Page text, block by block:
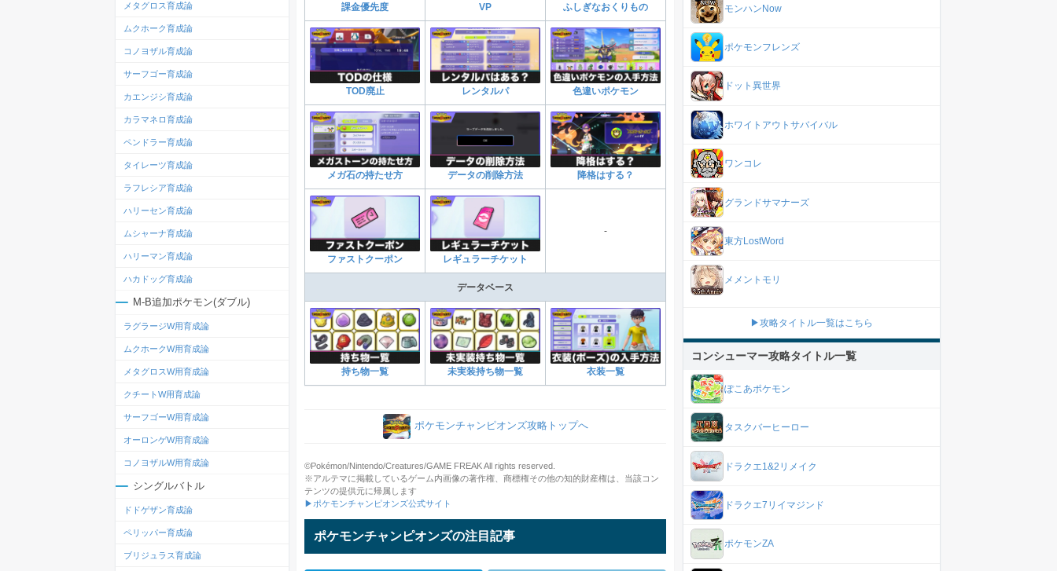
課金優先度 VP ふしぎなおくりもの
TOD廃止 レンタルパ 色違いポケモン
メガ石の持たせ方 データの削除方法 降格はする？
ファストクーポン レギュラーチケット
-
データベース
持ち物一覧 未実装持ち物一覧 衣装一覧
ポケモンチャンピオンズ攻略トップへ
©Pokémon/Nintendo/Creatures/GAME FREAK All rights reserved.
※アルテマに掲載しているゲーム内画像の著作権、商標権その他の知的財産権は、当該コン
テンツの提供元に帰属します
▶ポケモンチャンピオンズ公式サイト
ポケモンチャンピオンズの注目記事
メタグロス育成論
ムクホーク育成論
コノヨザル育成論
サーフゴー育成論
カエンジシ育成論
カラマネロ育成論
ペンドラー育成論
タイレーツ育成論
ラフレシア育成論
ハリーセン育成論
ムシャーナ育成論
ハリーマン育成論
ハカドッグ育成論
M-B追加ポケモン(ダブル)
ラグラージW用育成論
ムクホークW用育成論
メタグロスW用育成論
クチートW用育成論
サーフゴーW用育成論
オーロンゲW用育成論
コノヨザルW用育成論
シングルバトル
ドドゲザン育成論
ペリッパー育成論
ブリジュラス育成論
モンハンNow
ポケモンフレンズ
ドット異世界
ホワイトアウトサバイバル
ワンコレ
グランドサマナーズ
東方LostWord
メメントモリ
▶攻略タイトル一覧はこちら
コンシューマー攻略タイトル一覧
ぽこあポケモン
タスクバーヒーロー
ドラクエ1&2リメイク
ドラクエ7リイマジンド
ポケモンZA